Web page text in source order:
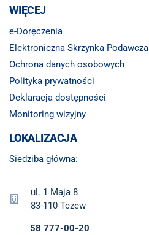
WIĘCEJ
e-Doręczenia
Elektroniczna Skrzynka Podawcza
Ochrona danych osobowych
Polityka prywatności
Deklaracja dostępności
Monitoring wizyjny
LOKALIZACJA
Siedziba główna:
ul. 1 Maja 8
83-110 Tczew
58 777-00-20